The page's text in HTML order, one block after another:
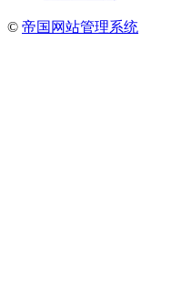
© 帝国网站管理系统